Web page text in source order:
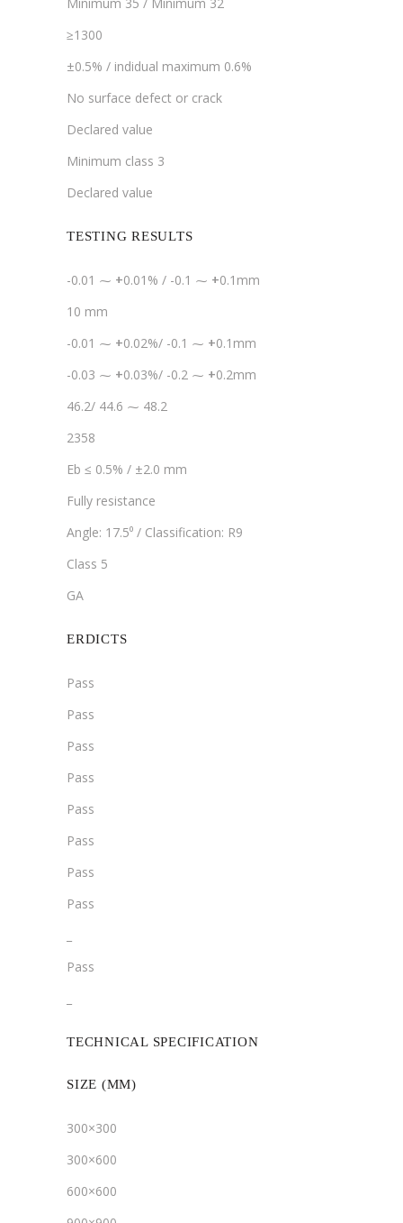
≥1300
±0.5% / indidual maximum 0.6%
No surface defect or crack
Declared value
Minimum class 3
Declared value
TESTING RESULTS
-0.01 ⁓ +0.01% / -0.1 ⁓ +0.1mm
10 mm
-0.01 ⁓ +0.02%/ -0.1 ⁓ +0.1mm
-0.03 ⁓ +0.03%/ -0.2 ⁓ +0.2mm
46.2/ 44.6 ⁓ 48.2
2358
Eb ≤ 0.5% / ±2.0 mm
Fully resistance
Angle: 17.5⁰ / Classification: R9
Class 5
GA
ERDICTS
Pass
Pass
Pass
Pass
Pass
Pass
Pass
Pass
Pass
TECHNICAL SPECIFICATION
SIZE (MM)
300×300
300×600
600×600